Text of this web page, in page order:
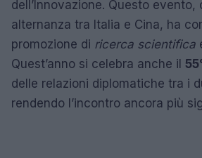
dell’Innovazione. Questo
alternanza tra Italia e Cina, ha
promozione di ricerca scientifica
Quest’anno si celebra anche il
delle relazioni diplomatiche tra i
rendendo l’incontro ancora più